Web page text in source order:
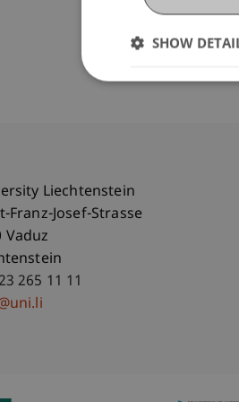
Liechtenstein
Franz-Josef-Strasse
Vaduz
265 11 11
SHOW